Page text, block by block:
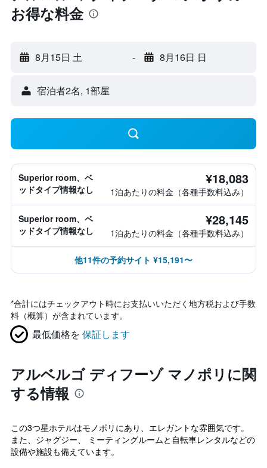
お得な料金
8月15日 土 - 8月16日 日
宿泊者2名, 1​部屋
Superior room、ベ
ッドタイプ情報なし
¥18,083
1泊あたりの料金（各種手数料込み）
Superior room、ベ
ッドタイプ情報なし
¥28,145
1泊あたりの料金（各種手数料込み）
他11件の予約サイト ¥15,191〜
*合計にはチェックアウト時にお支払いいただく地方税および手数
料（概算）が含まれています。
最低価格を 保証します
アルベルゴ ディフーゾ マノポリに関
する情報
この3つ星ホテルはモノポリにあり、エレガントな雰囲気です。
また、ジャグジー、 ミーティングルームと自転車レンタルなどの
設備や施設も備えています。